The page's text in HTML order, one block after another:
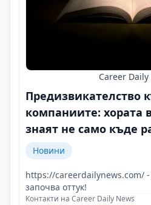
Career Daily
Предизвикателство
компаниите: хората
знаят не само къде
и защо
Новини
https://careerdailynews.com/ -
започва оттук!
Контакти на Career Daily News